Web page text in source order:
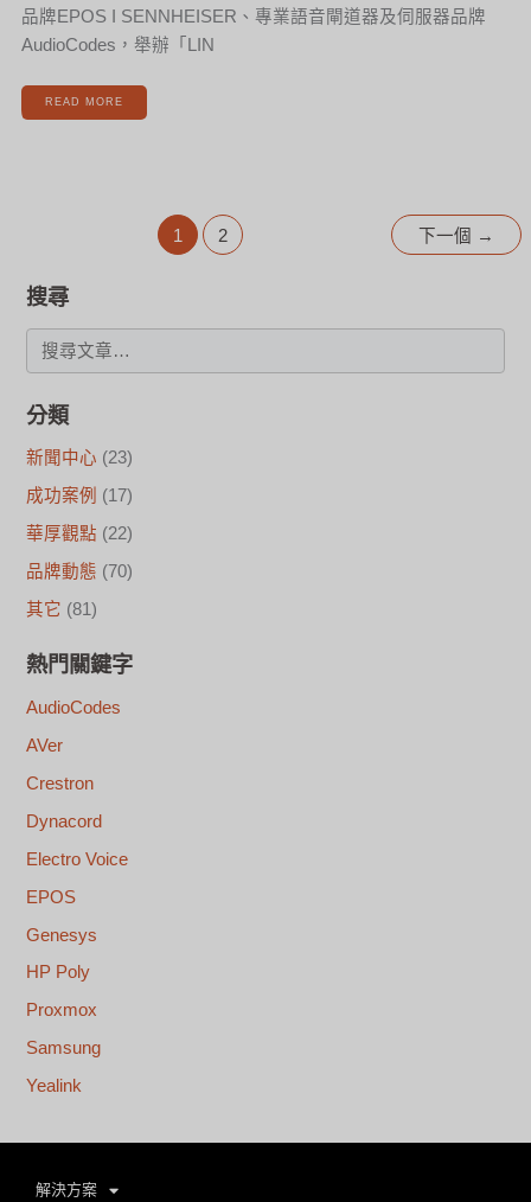
品牌EPOS I SENNHEISER、專業語音閘道器及伺服器品牌
AudioCodes，舉辦「LIN
READ MORE
1 2 下一個 →
搜尋
分類
新聞中心 (23)
成功案例 (17)
華厚觀點 (22)
品牌動態 (70)
其它 (81)
熱門關鍵字
AudioCodes
AVer
Crestron
Dynacord
Electro Voice
EPOS
Genesys
HP Poly
Proxmox
Samsung
Yealink
解決方案